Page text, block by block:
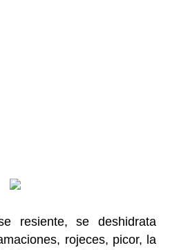
resiente, se deshidrata
rojeces, picor, la